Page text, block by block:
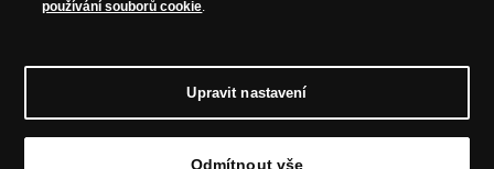
Tel.: 810 100 500E-mail: info@narodnipokladnice.cz, www.narodnipokladnice.cz;
soudem v Praze, oddíl C, vložka 146644
Upravit nastavení souborů cookie můžetekliknutím na tento
odkaz.
používání souborů cookie.
Upravit nastavení
Odmítnout vše